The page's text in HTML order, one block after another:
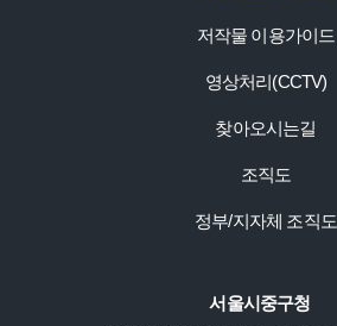
저작물 이용가이드
영상처리(CCTV)
찾아오시는길
조직도
정부/지자체 조직도
서울시중구청